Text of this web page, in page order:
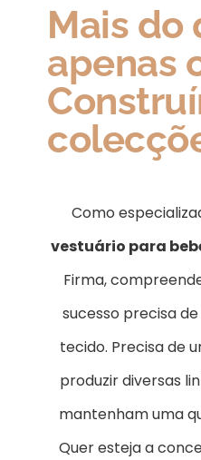
Mais do
apenas
Como
vestuário para
Firma,
sucesso precisa
tecido. Precisa de
produzir diversas
mantenham uma
Quer esteja a